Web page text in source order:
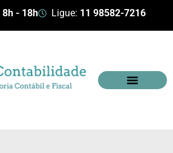
8h - 18h Ligue: 11 98582-7216